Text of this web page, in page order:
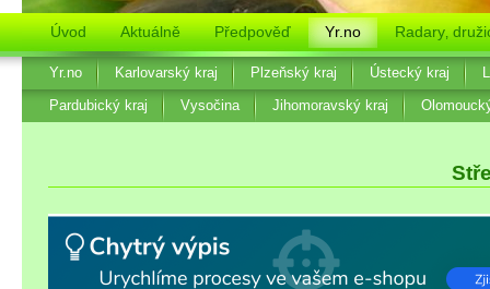
Úvod Aktuálně Předpověď Yr.no Radary‚
Yr.no Karlovarský kraj Plzeňský kraj Ústecký kraj
Pardubický kraj
Vysočina Jihomoravský kraj